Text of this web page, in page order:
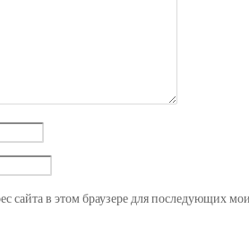
сайта в этом браузере для последующих